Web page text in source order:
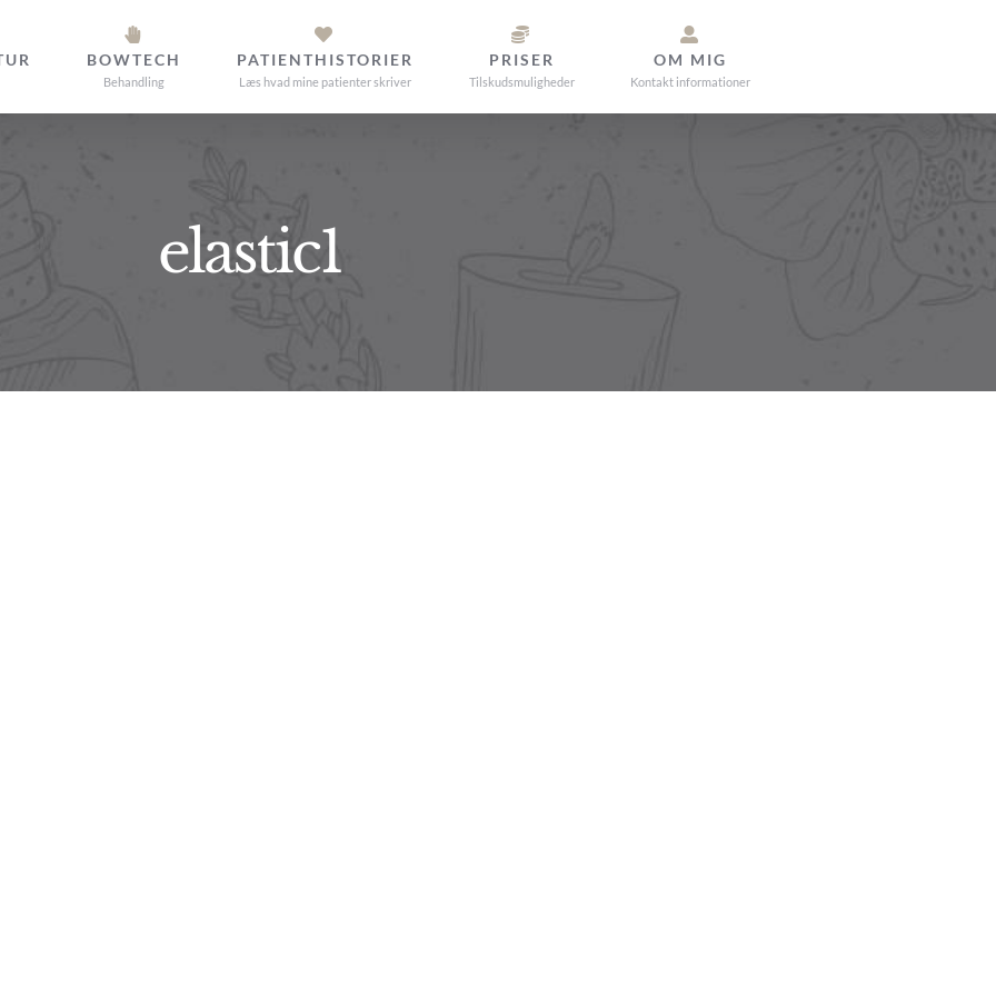
BOWTECH
Behandling
PATIENTHISTORIER
Læs hvad mine patienter skriver
PRISER
Tilskudsmuligheder
OM MIG
Kontakt informationer
elastic1